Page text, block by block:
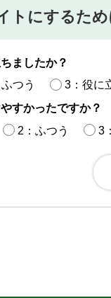
トにするた
ましたか？
つう
3：役に
すかったですか？
2：ふつう 3